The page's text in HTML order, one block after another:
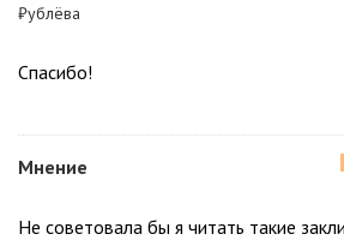
₽ублёва
Спасибо!
Мнение
Не советовала бы я читать такие